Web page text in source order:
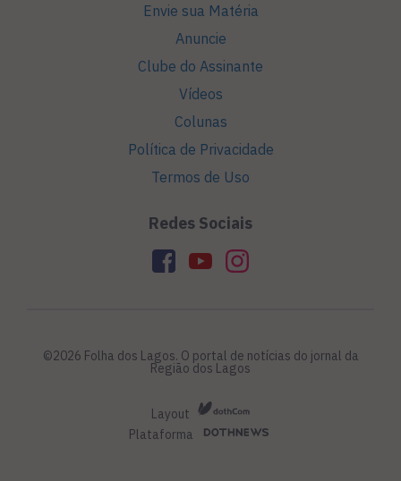
Envie sua Matéria
Anuncie
Clube do Assinante
Vídeos
Colunas
Política de Privacidade
Termos de Uso
Redes Sociais
©2026 Folha dos Lagos. O portal de notícias do jornal da
Região dos Lagos
Layout
Plataforma